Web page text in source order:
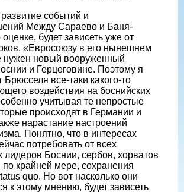
событий и
Между Сараево и Баня-
будет зависеть уже от
«Евросоюзу в его нынешнем
нужен новый вооруженный
и Герцеговине. Поэтому я
все-таки какого-то
воздействия на боснийских
учитывая те непростые
происходят в Германии и
нарастание настроений
Понятно, что в интересах
потребовать от всех
лидеров Боснии, сербов, хорватов
по крайней мере, сохранения
quo. Но вот насколько они
к этому мнению, будет зависеть